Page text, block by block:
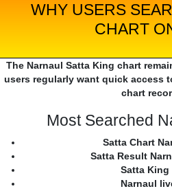
WHY USERS
CHART
The Narnaul Satta King chart
users regularly want quick access
chart
Most Searched
Satta Chart
Satta Result
Satta King
Narnaul